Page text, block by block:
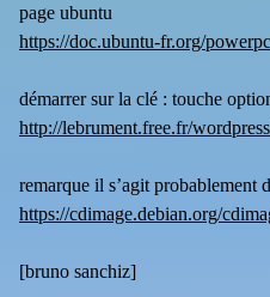
page ubuntu
https://doc.ubuntu-fr.org/powerpc
démarrer sur la clé : touche
http://lebrument.free.fr/
remarque il s’agit probablement
https://cdimage.debian.org/
[bruno sanchiz]